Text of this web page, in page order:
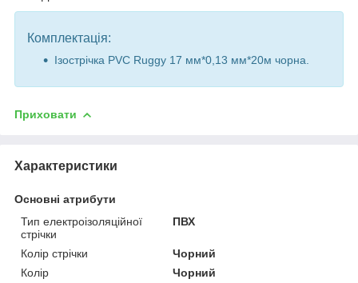
Комплектація:
Ізострічка PVC Ruggy 17 мм*0,13 мм*20м чорна.
Приховати
Характеристики
Основні атрибути
Тип електроізоляційної
стрічки
ПВХ
Колір стрічки
Чорний
Колір
Чорний